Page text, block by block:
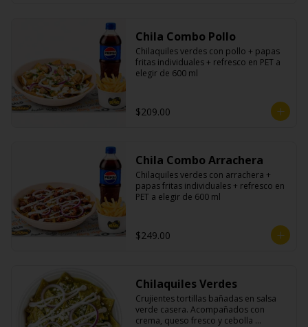
Chila Combo Pollo
Chilaquiles verdes con pollo + papas
fritas individuales + refresco en PET a
elegir de 600 ml
$209.00
Chila Combo Arrachera
Chilaquiles verdes con arrachera +
papas fritas individuales + refresco en
PET a elegir de 600 ml
$249.00
Chilaquiles Verdes
Crujientes tortillas bañadas en salsa
verde casera. Acompañados con
crema, queso fresco y cebolla